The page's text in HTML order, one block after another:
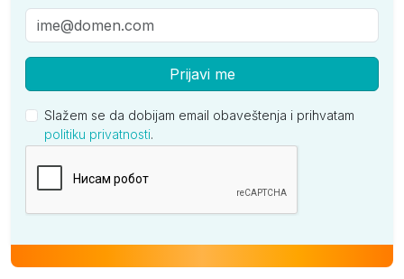
Prijavi me
Slažem se da dobijam email obaveštenja i prihvatam
politiku privatnosti.